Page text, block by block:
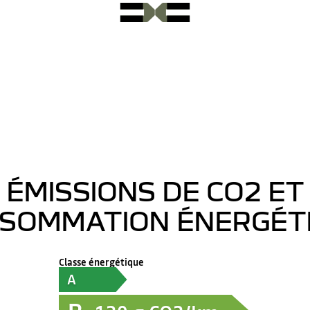
ÉMISSIONS DE CO2 ET
Classe énergétique
A